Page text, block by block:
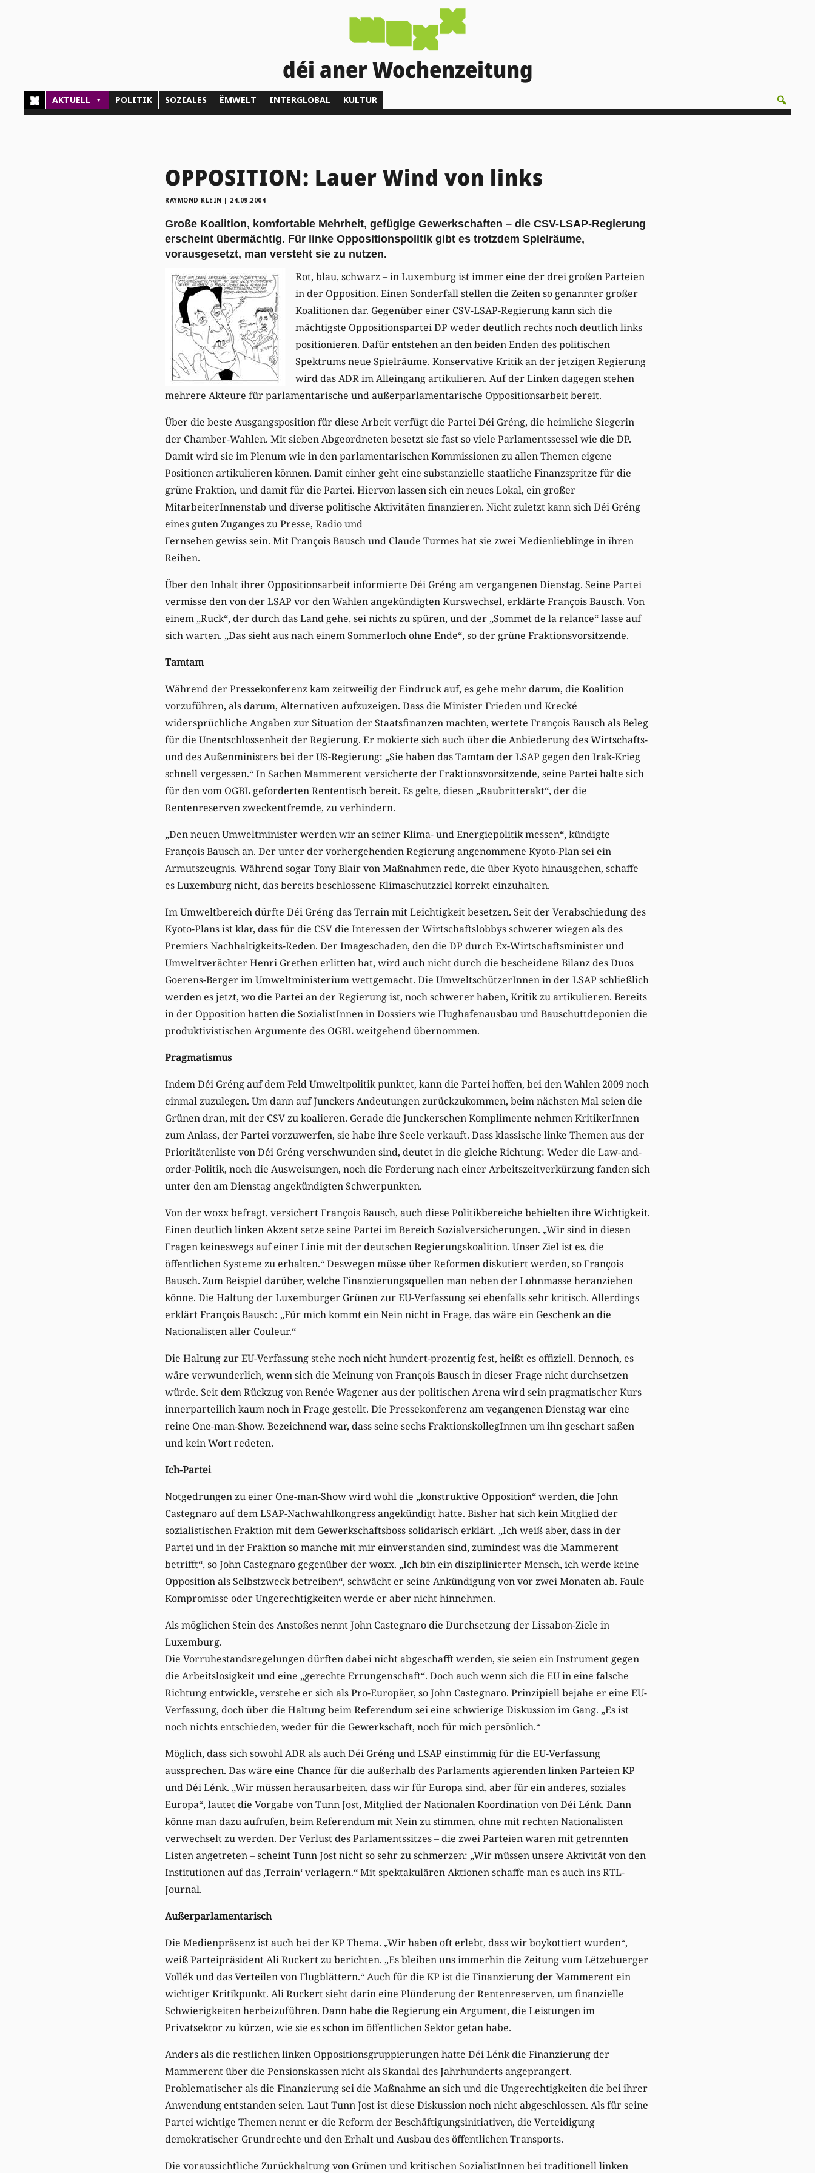
déi aner Wochenzeitung
AKTUELL POLITIK SOZIALES ËMWELT INTERGLOBAL KULTUR
OPPOSITION: Lauer Wind von links
RAYMOND KLEIN | 24.09.2004
Große Koalition, komfortable Mehrheit, gefügige Gewerkschaften – die CSV-LSAP-Regierung
erscheint übermächtig. Für linke Oppositionspolitik gibt es trotzdem Spielräume,
vorausgesetzt, man versteht sie zu nutzen.
Rot, blau, schwarz – in Luxemburg ist immer eine der drei großen Parteien
in der Opposition. Einen Sonderfall stellen die Zeiten so genannter großer
Koalitionen dar. Gegenüber einer CSV-LSAP-Regierung kann sich die
mächtigste Oppositionspartei DP weder deutlich rechts noch deutlich links
positionieren. Dafür entstehen an den beiden Enden des politischen
Spektrums neue Spielräume. Konservative Kritik an der jetzigen Regierung
wird das ADR im Alleingang artikulieren. Auf der Linken dagegen stehen
mehrere Akteure für parlamentarische und außerparlamentarische Oppositionsarbeit bereit.
Über die beste Ausgangsposition für diese Arbeit verfügt die Partei Déi Gréng, die heimliche Siegerin
der Chamber-Wahlen. Mit sieben Abgeordneten besetzt sie fast so viele Parlamentssessel wie die DP.
Damit wird sie im Plenum wie in den parlamentarischen Kommissionen zu allen Themen eigene
Positionen artikulieren können. Damit einher geht eine substanzielle staatliche Finanzspritze für die
grüne Fraktion, und damit für die Partei. Hiervon lassen sich ein neues Lokal, ein großer
MitarbeiterInnenstab und diverse politische Aktivitäten finanzieren. Nicht zuletzt kann sich Déi Gréng
eines guten Zuganges zu Presse, Radio und
Fernsehen gewiss sein. Mit François Bausch und Claude Turmes hat sie zwei Medienlieblinge in ihren
Reihen.
Über den Inhalt ihrer Oppositionsarbeit informierte Déi Gréng am vergangenen Dienstag. Seine Partei
vermisse den von der LSAP vor den Wahlen angekündigten Kurswechsel, erklärte François Bausch. Von
einem „Ruck“, der durch das Land gehe, sei nichts zu spüren, und der „Sommet de la relance“ lasse auf
sich warten. „Das sieht aus nach einem Sommerloch ohne Ende“, so der grüne Fraktionsvorsitzende.
Tamtam
Während der Pressekonferenz kam zeitweilig der Eindruck auf, es gehe mehr darum, die Koalition
vorzuführen, als darum, Alternativen aufzuzeigen. Dass die Minister Frieden und Krecké
widersprüchliche Angaben zur Situation der Staatsfinanzen machten, wertete François Bausch als Beleg
für die Unentschlossenheit der Regierung. Er mokierte sich auch über die Anbiederung des Wirtschafts-
und des Außenministers bei der US-Regierung: „Sie haben das Tamtam der LSAP gegen den Irak-Krieg
schnell vergessen.“ In Sachen Mammerent versicherte der Fraktionsvorsitzende, seine Partei halte sich
für den vom OGBL geforderten Rententisch bereit. Es gelte, diesen „Raubritterakt“, der die
Rentenreserven zweckentfremde, zu verhindern.
„Den neuen Umweltminister werden wir an seiner Klima- und Energiepolitik messen“, kündigte
François Bausch an. Der unter der vorhergehenden Regierung angenommene Kyoto-Plan sei ein
Armutszeugnis. Während sogar Tony Blair von Maßnahmen rede, die über Kyoto hinausgehen, schaffe
es Luxemburg nicht, das bereits beschlossene Klimaschutzziel korrekt einzuhalten.
Im Umweltbereich dürfte Déi Gréng das Terrain mit Leichtigkeit besetzen. Seit der Verabschiedung des
Kyoto-Plans ist klar, dass für die CSV die Interessen der Wirtschaftslobbys schwerer wiegen als des
Premiers Nachhaltigkeits-Reden. Der Imageschaden, den die DP durch Ex-Wirtschaftsminister und
Umweltverächter Henri Grethen erlitten hat, wird auch nicht durch die bescheidene Bilanz des Duos
Goerens-Berger im Umweltministerium wettgemacht. Die UmweltschützerInnen in der LSAP schließlich
werden es jetzt, wo die Partei an der Regierung ist, noch schwerer haben, Kritik zu artikulieren. Bereits
in der Opposition hatten die SozialistInnen in Dossiers wie Flughafenausbau und Bauschuttdeponien die
produktivistischen Argumente des OGBL weitgehend übernommen.
Pragmatismus
Indem Déi Gréng auf dem Feld Umweltpolitik punktet, kann die Partei hoffen, bei den Wahlen 2009 noch
einmal zuzulegen. Um dann auf Junckers Andeutungen zurückzukommen, beim nächsten Mal seien die
Grünen dran, mit der CSV zu koalieren. Gerade die Junckerschen Komplimente nehmen KritikerInnen
zum Anlass, der Partei vorzuwerfen, sie habe ihre Seele verkauft. Dass klassische linke Themen aus der
Prioritätenliste von Déi Gréng verschwunden sind, deutet in die gleiche Richtung: Weder die Law-and-
order-Politik, noch die Ausweisungen, noch die Forderung nach einer Arbeitszeitverkürzung fanden sich
unter den am Dienstag angekündigten Schwerpunkten.
Von der woxx befragt, versichert François Bausch, auch diese Politikbereiche behielten ihre Wichtigkeit.
Einen deutlich linken Akzent setze seine Partei im Bereich Sozialversicherungen. „Wir sind in diesen
Fragen keineswegs auf einer Linie mit der deutschen Regierungskoalition. Unser Ziel ist es, die
öffentlichen Systeme zu erhalten.“ Deswegen müsse über Reformen diskutiert werden, so François
Bausch. Zum Beispiel darüber, welche Finanzierungsquellen man neben der Lohnmasse heranziehen
könne. Die Haltung der Luxemburger Grünen zur EU-Verfassung sei ebenfalls sehr kritisch. Allerdings
erklärt François Bausch: „Für mich kommt ein Nein nicht in Frage, das wäre ein Geschenk an die
Nationalisten aller Couleur.“
Die Haltung zur EU-Verfassung stehe noch nicht hundert-prozentig fest, heißt es offiziell. Dennoch, es
wäre verwunderlich, wenn sich die Meinung von François Bausch in dieser Frage nicht durchsetzen
würde. Seit dem Rückzug von Renée Wagener aus der politischen Arena wird sein pragmatischer Kurs
innerparteilich kaum noch in Frage gestellt. Die Pressekonferenz am vegangenen Dienstag war eine
reine One-man-Show. Bezeichnend war, dass seine sechs FraktionskollegInnen um ihn geschart saßen
und kein Wort redeten.
Ich-Partei
Notgedrungen zu einer One-man-Show wird wohl die „konstruktive Opposition“ werden, die John
Castegnaro auf dem LSAP-Nachwahlkongress angekündigt hatte. Bisher hat sich kein Mitglied der
sozialistischen Fraktion mit dem Gewerkschaftsboss solidarisch erklärt. „Ich weiß aber, dass in der
Partei und in der Fraktion so manche mit mir einverstanden sind, zumindest was die Mammerent
betrifft“, so John Castegnaro gegenüber der woxx. „Ich bin ein disziplinierter Mensch, ich werde keine
Opposition als Selbstzweck betreiben“, schwächt er seine Ankündigung von vor zwei Monaten ab. Faule
Kompromisse oder Ungerechtigkeiten werde er aber nicht hinnehmen.
Als möglichen Stein des Anstoßes nennt John Castegnaro die Durchsetzung der Lissabon-Ziele in
Luxemburg.
Die Vorruhestandsregelungen dürften dabei nicht abgeschafft werden, sie seien ein Instrument gegen
die Arbeitslosigkeit und eine „gerechte Errungenschaft“. Doch auch wenn sich die EU in eine falsche
Richtung entwickle, verstehe er sich als Pro-Europäer, so John Castegnaro. Prinzipiell bejahe er eine EU-
Verfassung, doch über die Haltung beim Referendum sei eine schwierige Diskussion im Gang. „Es ist
noch nichts entschieden, weder für die Gewerkschaft, noch für mich persönlich.“
Möglich, dass sich sowohl ADR als auch Déi Gréng und LSAP einstimmig für die EU-Verfassung
aussprechen. Das wäre eine Chance für die außerhalb des Parlaments agierenden linken Parteien KP
und Déi Lénk. „Wir müssen herausarbeiten, dass wir für Europa sind, aber für ein anderes, soziales
Europa“, lautet die Vorgabe von Tunn Jost, Mitglied der Nationalen Koordination von Déi Lénk. Dann
könne man dazu aufrufen, beim Referendum mit Nein zu stimmen, ohne mit rechten Nationalisten
verwechselt zu werden. Der Verlust des Parlamentssitzes – die zwei Parteien waren mit getrennten
Listen angetreten – scheint Tunn Jost nicht so sehr zu schmerzen: „Wir müssen unsere Aktivität von den
Institutionen auf das ‚Terrain‘ verlagern.“ Mit spektakulären Aktionen schaffe man es auch ins RTL-
Journal.
Außerparlamentarisch
Die Medienpräsenz ist auch bei der KP Thema. „Wir haben oft erlebt, dass wir boykottiert wurden“,
weiß Parteipräsident Ali Ruckert zu berichten. „Es bleiben uns immerhin die Zeitung vum Lëtzebuerger
Vollék und das Verteilen von Flugblättern.“ Auch für die KP ist die Finanzierung der Mammerent ein
wichtiger Kritikpunkt. Ali Ruckert sieht darin eine Plünderung der Rentenreserven, um finanzielle
Schwierigkeiten herbeizuführen. Dann habe die Regierung ein Argument, die Leistungen im
Privatsektor zu kürzen, wie sie es schon im öffentlichen Sektor getan habe.
Anders als die restlichen linken Oppositionsgruppierungen hatte Déi Lénk die Finanzierung der
Mammerent über die Pensionskassen nicht als Skandal des Jahrhunderts angeprangert.
Problematischer als die Finanzierung sei die Maßnahme an sich und die Ungerechtigkeiten die bei ihrer
Anwendung entstanden seien. Laut Tunn Jost ist diese Diskussion noch nicht abgeschlossen. Als für seine
Partei wichtige Themen nennt er die Reform der Beschäftigungsinitiativen, die Verteidigung
demokratischer Grundrechte und den Erhalt und Ausbau des öffentlichen Transports.
Die voraussichtliche Zurückhaltung von Grünen und kritischen SozialistInnen bei traditionell linken